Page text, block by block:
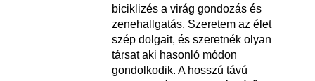
biciklizés a virág gondozás és
zenehallgatás. Szeretem az élet
szép dolgait, és szeretnék olyan
társat aki hasonló módon
gondolkodik. A hosszú távú